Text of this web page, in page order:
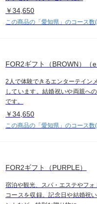
￥34,650
この商品の「愛知県」のコース数
FOR2ギフト（BROWN）（e
2人で体験できるエンターテイン
しています。結婚祝いや両親へ
です。
￥34,650
この商品の「愛知県」のコース数
FOR2ギフト（PURPLE）
宿泊や観光、スパ・エステやフォ
コースを収録。記念日や結婚祝